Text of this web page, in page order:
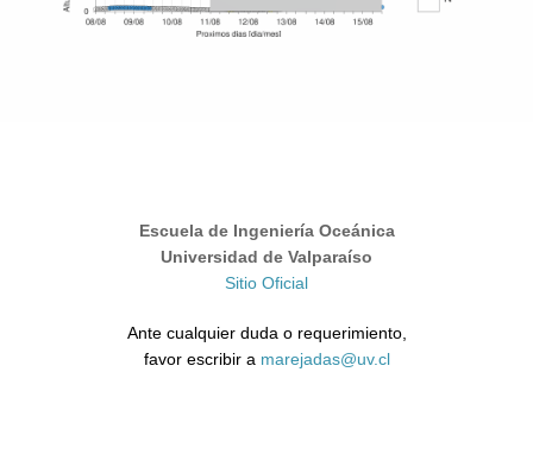
Escuela de Ingeniería Oceánica
Universidad de Valparaíso
Sitio Oficial
Ante cualquier duda o requerimiento,
favor escribir a marejadas@uv.cl